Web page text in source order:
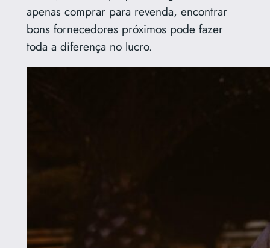
apenas comprar para revenda, encontrar
bons fornecedores próximos pode fazer
toda a diferença no lucro.